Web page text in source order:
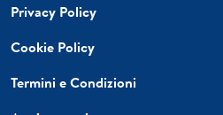
Privacy Policy
Cookie Policy
Termini e Condizioni